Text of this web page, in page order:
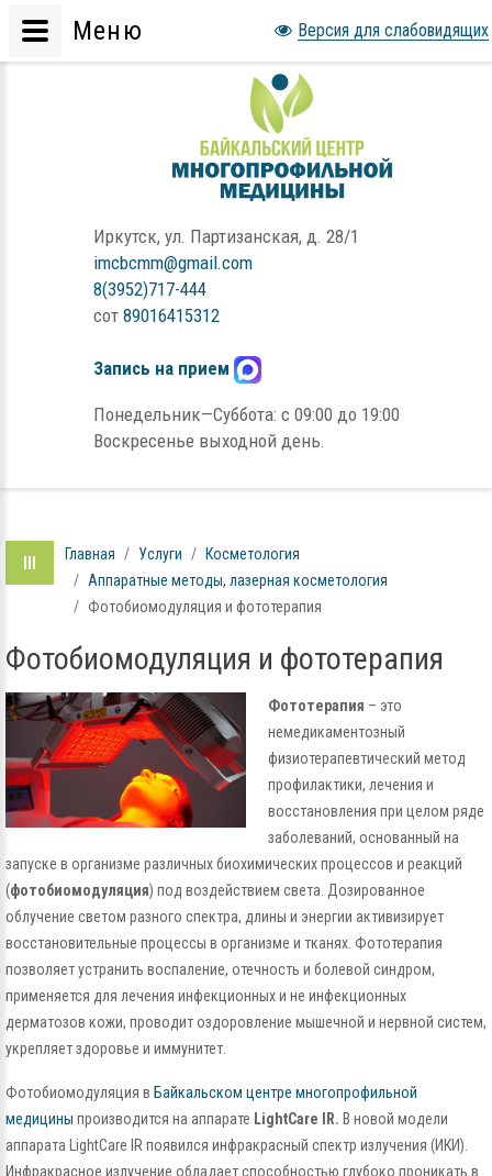
Иркутск, ул. Партизанская, д. 28/1
imcbcmm@gmail.com
8(3952)717-444
сот 89016415312
Запись на прием
Понедельник—Суббота: с 09:00 до 19:00
Воскресенье выходной день.
Главная Услуги
Косметология
Аппаратные методы, лазерная косметология
Фотобиомодуляция и фототерапия
Фотобиомодуляция и фототерапия
Фототерапия – это
немедикаментозный
физиотерапевтический метод
профилактики, лечения и
восстановления при целом ряде
заболеваний, основанный на
запуске в организме различных биохимических процессов и реакций
(фотобиомодуляция) под воздействием света. Дозированное
облучение светом разного спектра, длины и энергии активизирует
восстановительные процессы в организме и тканях. Фототерапия
позволяет устранить воспаление, отечность и болевой синдром,
применяется для лечения инфекционных и не инфекционных
дерматозов кожи, проводит оздоровление мышечной и нервной систем,
укрепляет здоровье и иммунитет.
Фотобиомодуляция в Байкальском центре многопрофильной
медицины производится на аппарате LightCare IR. В новой модели
аппарата LightCare IR появился инфракрасный спектр излучения (ИКИ).
Инфракрасное излучение обладает способностью глубоко проникать в
Версия для слабовидящих
Меню